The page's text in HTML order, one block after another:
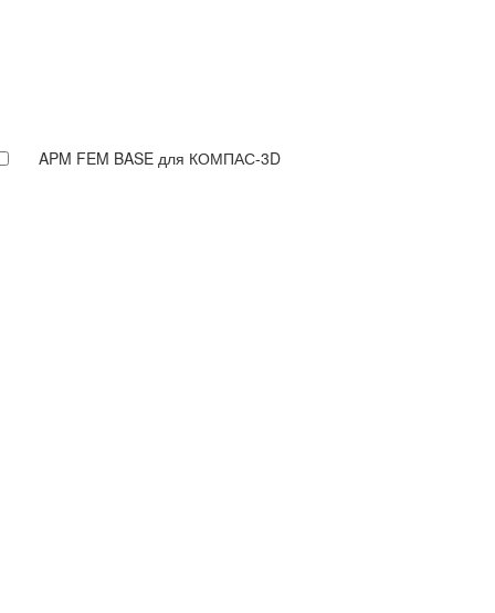
APM FEM BASE для КОМПАС-3D